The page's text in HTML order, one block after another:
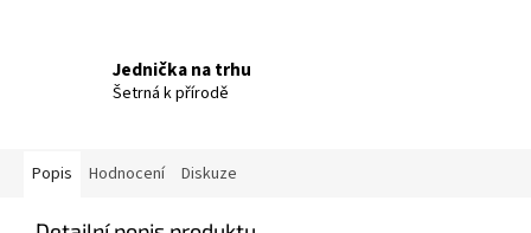
Jednička na trhu
Šetrná k přírodě
Popis Hodnocení Diskuze